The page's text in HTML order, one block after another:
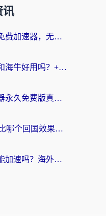
讯
海外党必看：如何选对免费加速器，无缝访问国内资源不踩坑？
海外党必看：雷神手游和海牛好用吗？+3款热门加速器实测对比，附番茄加速器无缝回国指南
海外党必看：应用加速器永久免费版真的存在吗？教你选对回国加速器无缝刷国内资源
穿梭VPN和海牛VPN对比哪个回国效果更好？海外华人亲测3款热门加速器+避坑指南
在国外用加速器对国内能加速吗？海外党亲测有效的无缝访问指南